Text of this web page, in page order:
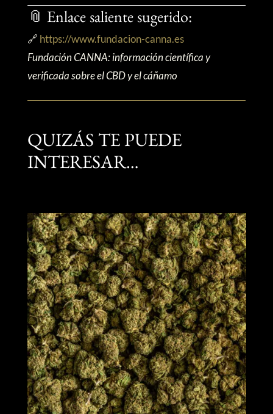
📎 Enlace saliente sugerido:
🔗 https://www.fundacion-canna.es
Fundación CANNA: información científica y
verificada sobre el CBD y el cáñamo
QUIZÁS TE PUEDE
INTERESAR…